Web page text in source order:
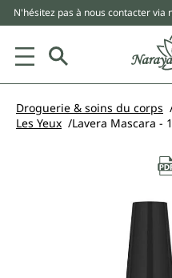
principal
N'hésitez pas à nous contacter via
Droguerie & soins du corps
Les Yeux
Lavera Mascara -